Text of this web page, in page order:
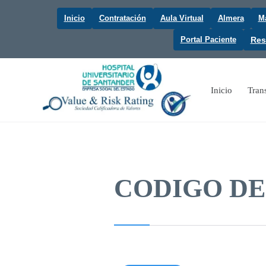
Inicio Contratación Aula Virtual Almera
Portal Paciente
Inicio
CODIGO